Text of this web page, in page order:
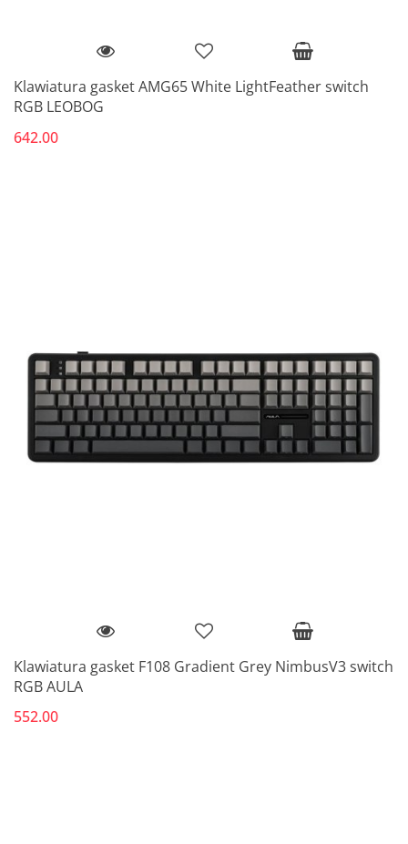
Klawiatura gasket AMG65 White LightFeather switch
RGB LEOBOG
642.00
Klawiatura gasket F108 Gradient Grey NimbusV3 switch
RGB AULA
552.00